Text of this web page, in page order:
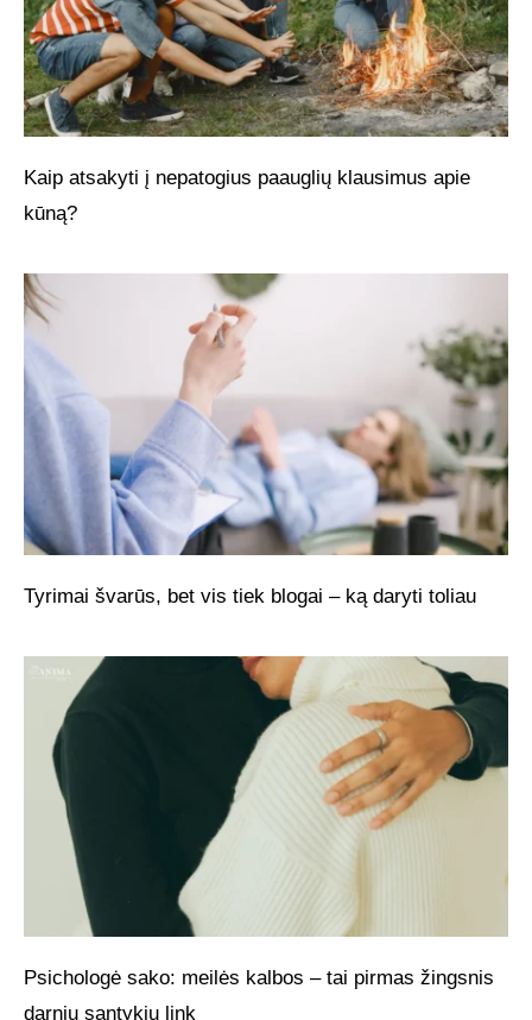
Kaip atsakyti į nepatogius paauglių klausimus apie
kūną?
Tyrimai švarūs, bet vis tiek blogai – ką daryti toliau
Psichologė sako: meilės kalbos – tai pirmas žingsnis
darnių santykių link